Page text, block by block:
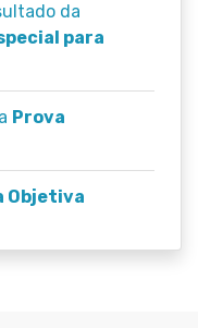
da
para
Prova
Objetiva